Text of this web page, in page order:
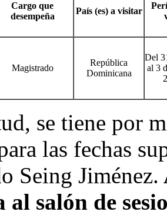
Cargo que
desempeña
País (es) a visitar
Magistrado
República
Dominicana
Del
al 3
se tiene por
las fechas
Seing Jiménez.
al salón de